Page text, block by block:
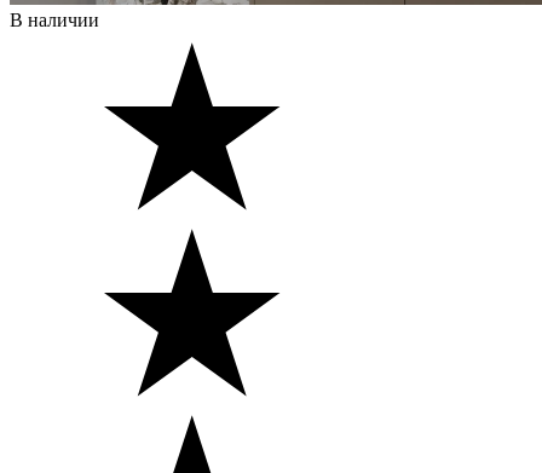
В наличии